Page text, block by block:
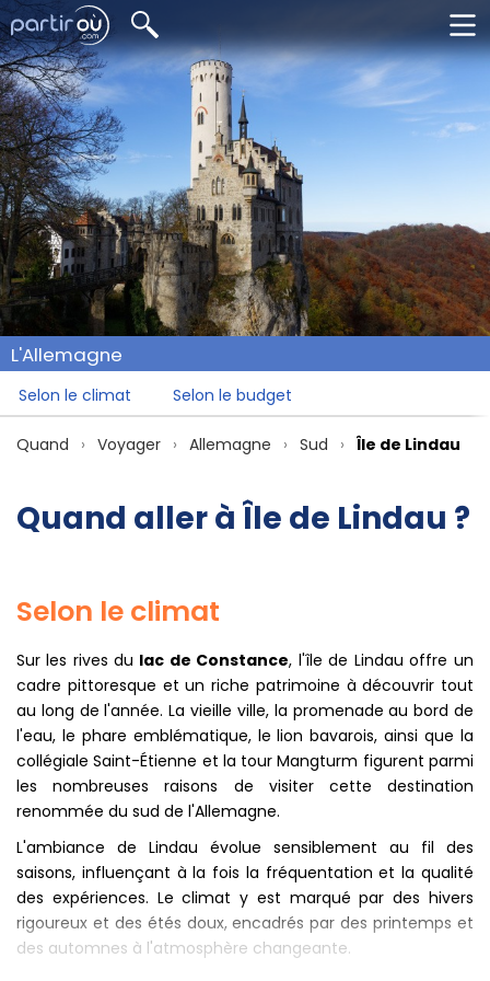
L'Allemagne
Selon le climat Selon le budget
Quand Voyager Allemagne Sud Île de Lindau
Quand aller à Île de Lindau ?
Selon le climat
Sur les rives du lac de Constance, l'île de Lindau offre un
cadre pittoresque et un riche patrimoine à découvrir tout
au long de l'année. La vieille ville, la promenade au bord de
l'eau, le phare emblématique, le lion bavarois, ainsi que la
collégiale Saint-Étienne et la tour Mangturm figurent parmi
les nombreuses raisons de visiter cette destination
renommée du sud de l'Allemagne.
L'ambiance de Lindau évolue sensiblement au fil des
saisons, influençant à la fois la fréquentation et la qualité
des expériences. Le climat y est marqué par des hivers
rigoureux et des étés doux, encadrés par des printemps et
des automnes à l'atmosphère changeante.